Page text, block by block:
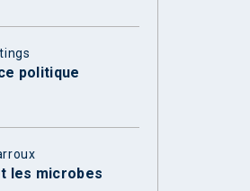
politique
les microbes